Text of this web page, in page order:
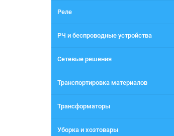
Реле
РЧ и беспроводные устройства
Сетевые решения
Транспортировка материалов
Трансформаторы
Уборка и хозтовары